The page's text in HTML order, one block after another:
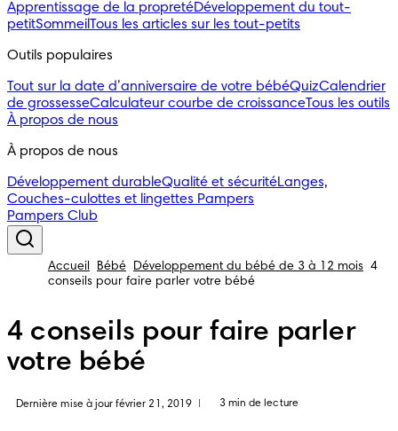
Apprentissage de la propretéDéveloppement du tout-
petitSommeilTous les articles sur les tout-petits
Outils populaires
Tout sur la date d’anniversaire de votre bébéQuizCalendrier
de grossesseCalculateur courbe de croissanceTous les outils
À propos de nous
À propos de nous
Développement durableQualité et sécuritéLanges,
Couches-culottes et lingettes Pampers
Pampers Club
Accueil Bébé Développement du bébé de 3 à 12 mois 4
conseils pour faire parler votre bébé
4 conseils pour faire parler
votre bébé
Dernière mise à jour février 21, 2019 3 min de lecture